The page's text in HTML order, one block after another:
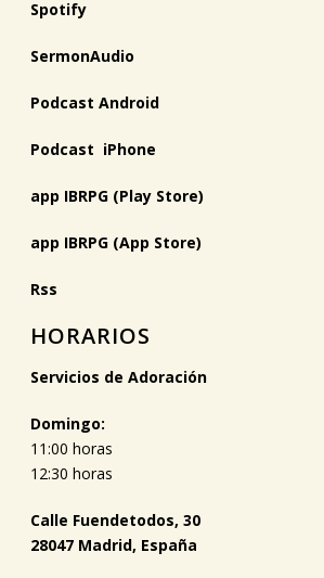
Spotify
SermonAudio
Podcast Android
Podcast iPhone
app IBRPG (Play Store)
app IBRPG (App Store)
Rss
HORARIOS
Servicios de Adoración
Domingo:
11:00 horas
12:30 horas
Calle Fuendetodos, 30
28047 Madrid, España